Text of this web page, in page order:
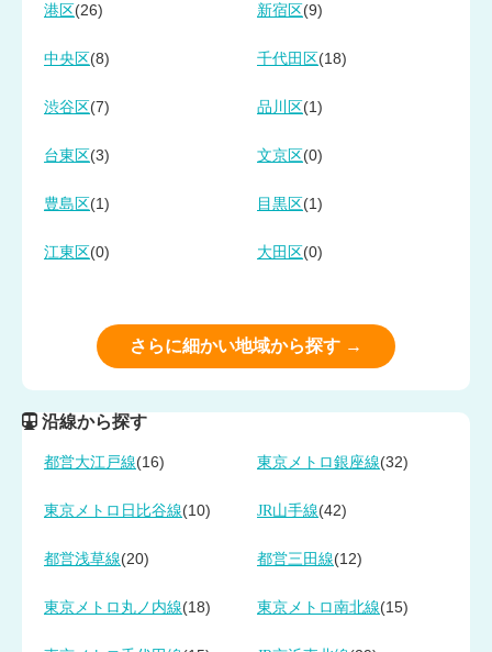
港区 (26) 新宿区 (9)
中央区 (8) 千代田区 (18)
渋谷区 (7) 品川区 (1)
台東区 (3) 文京区 (0)
豊島区 (1) 目黒区 (1)
江東区 (0) 大田区 (0)
さらに細かい地域から探す →
沿線から探す
都営大江戸線(16) 東京メトロ銀座線(32)
東京メトロ日比谷線(10) JR山手線(42)
都営浅草線(20) 都営三田線(12)
東京メトロ丸ノ内線(18) 東京メトロ南北線(15)